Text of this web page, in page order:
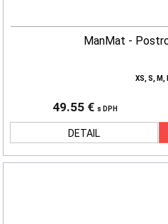
ManMat -
XS, S, M,
49.55 € s DPH
DETAIL